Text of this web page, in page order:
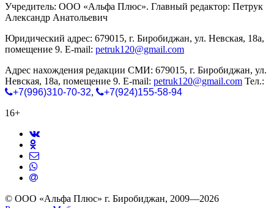
Учредитель: ООО «Альфа Плюс». Главный редактор: Петрук
Александр Анатольевич
Юридический адрес: 679015, г. Биробиджан, ул. Невская, 18а,
помещение 9. E-mail: petruk120@gmail.com
Адрес нахождения редакции СМИ: 679015, г. Биробиджан, ул.
Невская, 18а, помещение 9. E-mail: petruk120@gmail.com Тел.:
+7(996)310-70-32,
+7(924)155-58-94
16+
© ООО «Альфа Плюс» г. Биробиджан, 2009—2026